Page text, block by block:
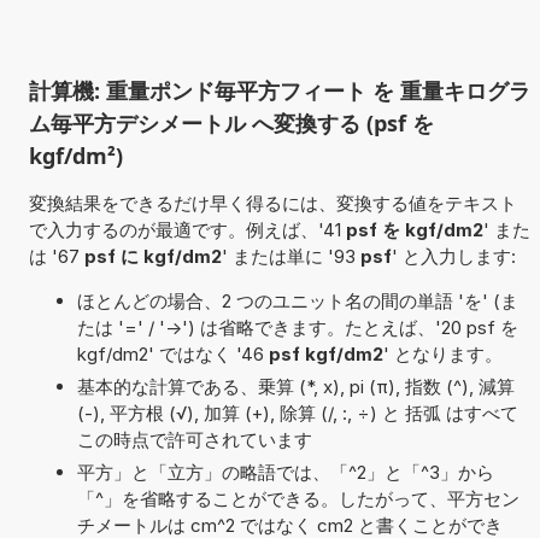
計算機: 重量ポンド毎平方フィート を 重量キログラ
ム毎平方デシメートル へ変換する (psf を
kgf/dm²)
変換結果をできるだけ早く得るには、変換する値をテキスト
で入力するのが最適です。例えば、'41 psf を kgf/dm2' また
は '67 psf に kgf/dm2' または単に '93 psf' と入力します:
ほとんどの場合、2 つのユニット名の間の単語 'を' (ま
たは '=' / '->') は省略できます。たとえば、'20 psf を
kgf/dm2' ではなく '46 psf kgf/dm2' となります。
基本的な計算である、乗算 (*, x), pi (π), 指数 (^), 減算
(-), 平方根 (√), 加算 (+), 除算 (/, :, ÷) と 括弧 はすべて
この時点で許可されています
平方」と「立方」の略語では、「^2」と「^3」から
「^」を省略することができる。したがって、平方セン
チメートルは cm^2 ではなく cm2 と書くことができ